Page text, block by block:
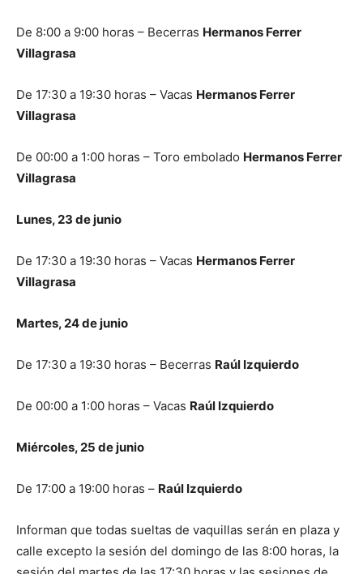
De 8:00 a 9:00 horas – Becerras Hermanos Ferrer
Villagrasa
De 17:30 a 19:30 horas – Vacas Hermanos Ferrer
Villagrasa
De 00:00 a 1:00 horas – Toro embolado Hermanos Ferrer
Villagrasa
Lunes, 23 de junio
De 17:30 a 19:30 horas – Vacas Hermanos Ferrer
Villagrasa
Martes, 24 de junio
De 17:30 a 19:30 horas – Becerras Raúl Izquierdo
De 00:00 a 1:00 horas – Vacas Raúl Izquierdo
Miércoles, 25 de junio
De 17:00 a 19:00 horas – Raúl Izquierdo
Informan que todas sueltas de vaquillas serán en plaza y
calle excepto la sesión del domingo de las 8:00 horas, la